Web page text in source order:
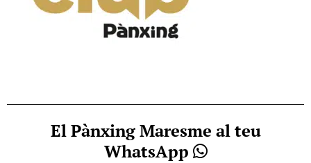
El Pànxing Maresme al teu
WhatsApp